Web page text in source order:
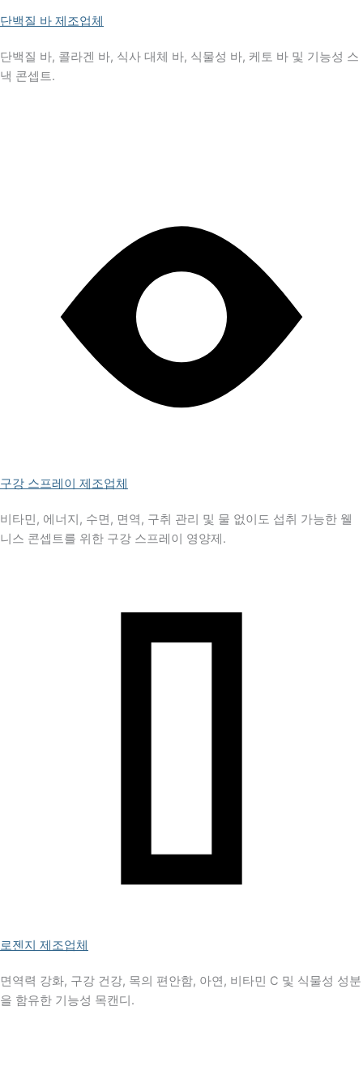
단백질 바 제조업체
단백질 바, 콜라겐 바, 식사 대체 바, 식물성 바, 케토 바 및 기능성 스
낵 콘셉트.
구강 스프레이 제조업체
비타민, 에너지, 수면, 면역, 구취 관리 및 물 없이도 섭취 가능한 웰
니스 콘셉트를 위한 구강 스프레이 영양제.
로젠지 제조업체
면역력 강화, 구강 건강, 목의 편안함, 아연, 비타민 C 및 식물성 성분
을 함유한 기능성 목캔디.